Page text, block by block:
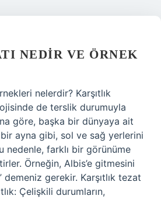
NEDIR VE ÖRNEK
nelerdir? Karşıtlık
de terslik durumuyla
göre, başka bir dünyaya ait
bir ayna gibi, sol ve sağ yerlerini
nedenle, farklı bir görünüme
Örneğin, Albis’e gitmesini
demeniz gerekir. Karşıtlık tezat
Çelişkili durumların,